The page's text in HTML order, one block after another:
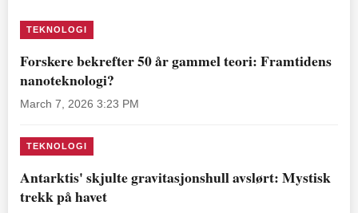
TEKNOLOGI
Forskere bekrefter 50 år gammel teori: Framtidens
nanoteknologi?
March 7, 2026 3:23 PM
TEKNOLOGI
Antarktis' skjulte gravitasjonshull avslørt: Mystisk
trekk på havet